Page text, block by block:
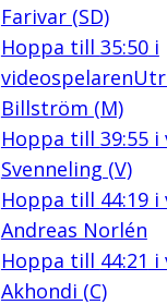
Farivar (SD)
Hoppa till 35:50i
videospelaren
Billström (M)
Hoppa till 39:55i
Svenneling (V)
Hoppa till 44:19i
Andreas Norlén
Hoppa till 44:21 i
Akhondi (C)